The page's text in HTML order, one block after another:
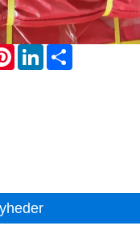
PinterestLinkedIn